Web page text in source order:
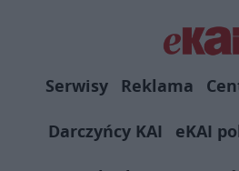
Serwisy Reklama
Darczyńcy KAI
eKAI